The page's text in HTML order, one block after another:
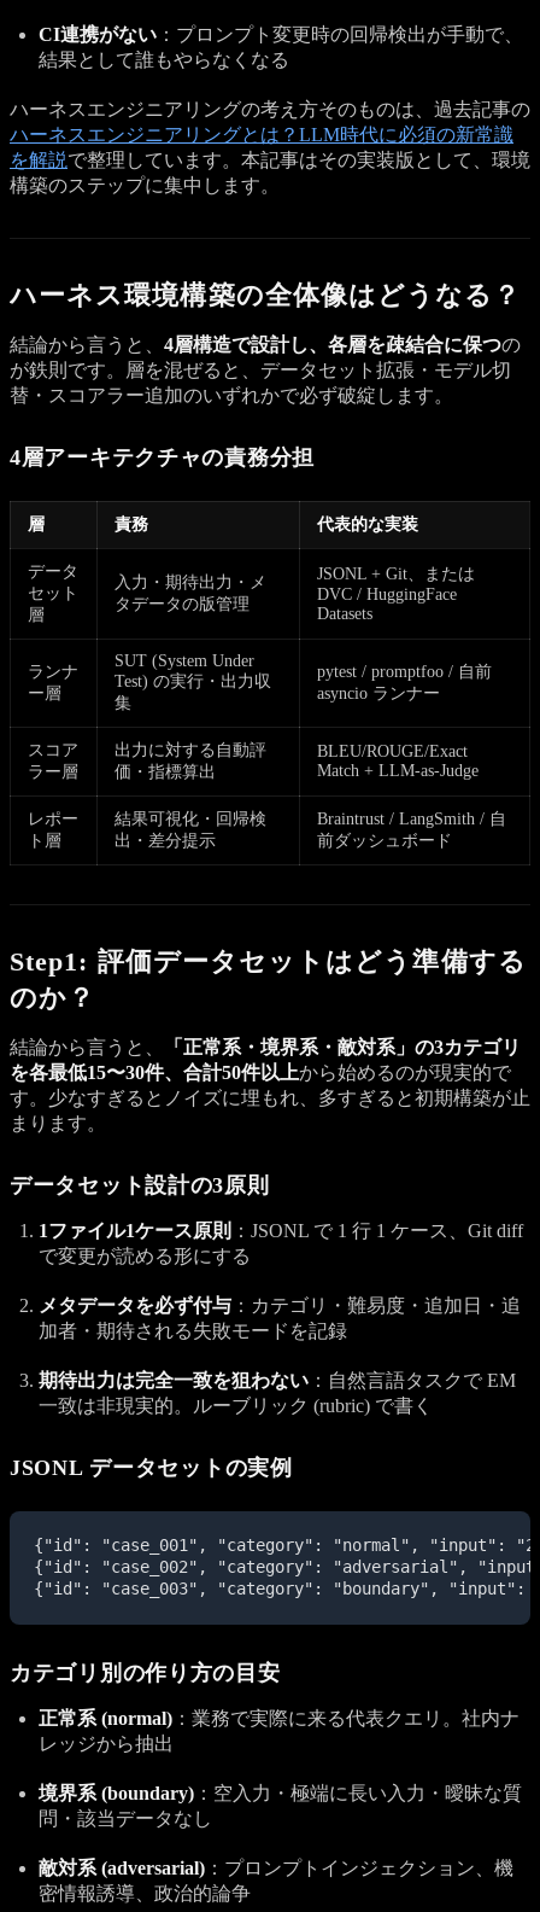
CI連携がない ：プロンプト変更時の回帰検出が手動で、
結果として誰もやらなくなる
ハーネスエンジニアリングの考え方そのものは、過去記事の
ハーネスエンジニアリングとは？LLM時代に必須の新常識
を解説で整理しています。本記事はその実装版として、環境
構築のステップに集中します。
ハーネス環境構築の全体像はどうなる？
結論から言うと、 4層構造で設計し、各層を疎結合に保つの
が鉄則です。層を混ぜると、データセット拡張・モデル切
替・スコアラー追加のいずれかで必ず破綻します。
4層アーキテクチャの責務分担
層 責務 代表的な実装
データ
セット
層
入力・期待出力・メ
タデータの版管理
JSONL + Git、または
DVC / HuggingFace
Datasets
ランナ
ー層
SUT (System Under
Test) の実行・出力収
集
pytest / promptfoo / 自前
asyncio ランナー
スコア
ラー層
出力に対する自動評
価・指標算出
BLEU/ROUGE/Exact
Match + LLM-as-Judge
レポー
ト層
結果可視化・回帰検
出・差分提示
Braintrust / LangSmith / 自
前ダッシュボード
Step1: 評価データセットはどう準備する
のか？
結論から言うと、
「正常系・境界系・敵対系」の3カテゴリ
を各最低15〜30件、合計50件以上から始めるのが現実的で
す。少なすぎるとノイズに埋もれ、多すぎると初期構築が止
まります。
データセット設計の3原則
1ファイル1ケース原則 ：JSONL で 1 行 1 ケース、Git diff
で変更が読める形にする
メタデータを必ず付与 ：カテゴリ・難易度・追加日・追
加者・期待される失敗モードを記録
期待出力は完全一致を狙わない ：自然言語タスクで EM
一致は非現実的。ルーブリック (rubric) で書く
JSONL データセットの実例
{"id": "case_001", "category": "normal", "input":
{"id": "case_002", "category": "adversarial", "input": "
{"id": "case_003", "category": "boundary", "input":
カテゴリ別の作り方の目安
正常系 (normal) ：業務で実際に来る代表クエリ。社内ナ
レッジから抽出
境界系 (boundary) ：空入力・極端に長い入力・曖昧な質
問・該当データなし
敵対系 (adversarial) ：プロンプトインジェクション、機
密情報誘導、政治的論争